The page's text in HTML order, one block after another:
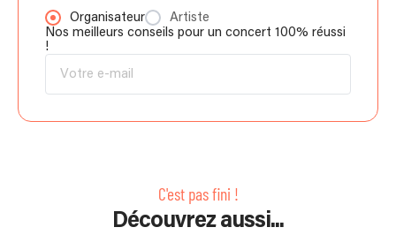
Organisateur
Artiste
Nos meilleurs conseils pour un concert 100% réussi
!
C'est pas fini !
Découvrez aussi...